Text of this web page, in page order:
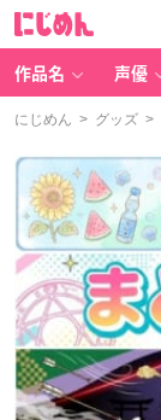
作品名 声優
にじめん > グッズ >